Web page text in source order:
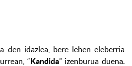
den idazlea, bere lehen eleberria
“Kandida” izenburua duena.